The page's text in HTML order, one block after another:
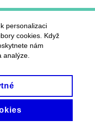
personalizaci
cookies. Když
nám
analýze.